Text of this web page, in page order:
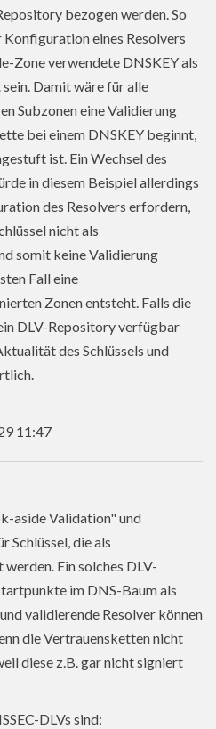
bezogen werden. So
eines Resolvers
Zone verwendete DNSKEY als
Damit wäre für alle
Subzonen eine Validierung
bei einem DNSKEY beginnt,
ist. Ein Wechsel des
in diesem Beispiel allerdings
des Resolvers erfordern,
nicht als
somit keine Validierung
Fall eine
Zonen entsteht. Falls die
DLV-Repository verfügbar
des Schlüssels und
11:47
aside Validation" und
Schlüssel, die als
Ein solches DLV-
im DNS-Baum als
validierende Resolver können
die Vertrauensketten nicht
diese z.B. gar nicht signiert
DLVs sind: